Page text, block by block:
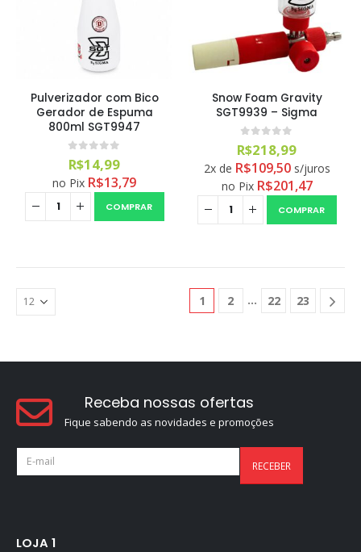
Pulverizador com Bico
Gerador de Espuma
800ml SGT9947
R$14,99
no Pix R$13,79
COMPRAR
Snow Foam Gravity
SGT9939 – Sigma
R$218,99
2x de R$109,50 s/juros
no Pix R$201,47
COMPRAR
1 2 22 23
Receba nossas ofertas
Fique sabendo as novidades e promoções
LOJA 1